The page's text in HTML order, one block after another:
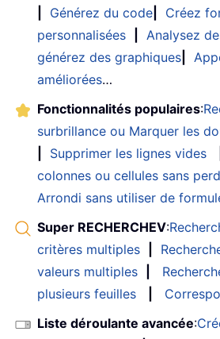
Générez du code
Créez
personnalisées
Analysez
générez des graphiques
améliorées…
Fonctionnalités populaires:
surbrillance ou Marquer les
Supprimer les lignes vides
colonnes ou cellules sans
Arrondi sans utiliser de
Super RECHERCHEV:
critères multiples
valeurs multiples
plusieurs feuilles
Liste déroulante avancée: